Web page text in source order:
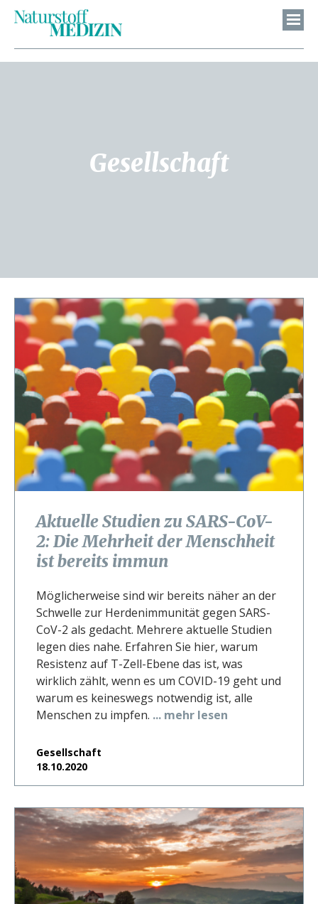
Gesellschaft
Aktuelle Studien zu SARS-CoV-
2: Die Mehrheit der Menschheit
ist bereits immun
Möglicherweise sind wir bereits näher an der
Schwelle zur Herdenimmunität gegen SARS-
CoV-2 als gedacht. Mehrere aktuelle Studien
legen dies nahe. Erfahren Sie hier, warum
Resistenz auf T-Zell-Ebene das ist, was
wirklich zählt, wenn es um COVID-19 geht und
warum es keineswegs notwendig ist, alle
Menschen zu impfen. ... mehr lesen
Gesellschaft
18.10.2020